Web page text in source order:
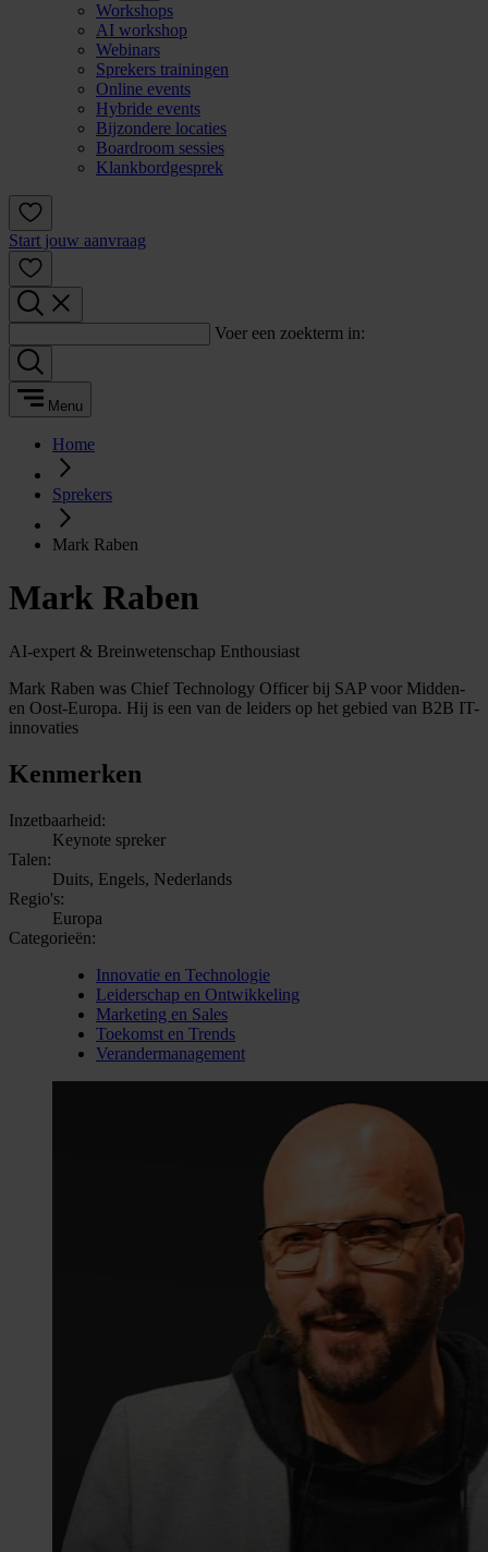
Workshops
AI workshop
Webinars
Sprekers trainingen
Online events
Hybride events
Bijzondere locaties
Boardroom sessies
Klankbordgesprek
Start jouw aanvraag
Voer een zoekterm in:
Menu
Home
Sprekers
Mark Raben
Mark Raben
AI-expert & Breinwetenschap Enthousiast
Mark Raben was Chief Technology Officer bij SAP voor Midden-
en Oost-Europa. Hij is een van de leiders op het gebied van B2B IT-
innovaties
Kenmerken
Inzetbaarheid:
Keynote spreker
Talen:
Duits, Engels, Nederlands
Regio's:
Europa
Categorieën:
Innovatie en Technologie
Leiderschap en Ontwikkeling
Marketing en Sales
Toekomst en Trends
Verandermanagement